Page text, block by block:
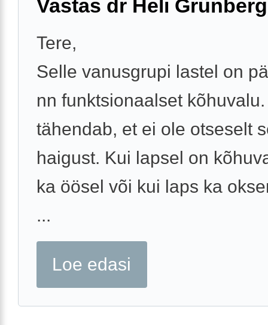
Vastas dr Heli Grünberg
Tere,
Selle vanusgrupi lastel on
nn funktsionaalset
tähendab, et ei ole otseselt
haigust. Kui lapsel on
ka öösel või kui laps ka
...
Loe edasi